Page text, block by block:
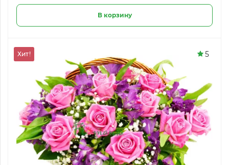
В корзину
Хит! 5